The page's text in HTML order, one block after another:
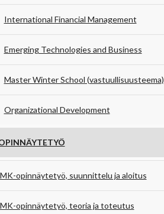
International Financial Management
Emerging Technologies and Business
Master Winter School (vastuullisuusteema)
Organizational Development
opinnäytetyö, suunnittelu ja aloitus
opinnäytetyö, teoria ja toteutus